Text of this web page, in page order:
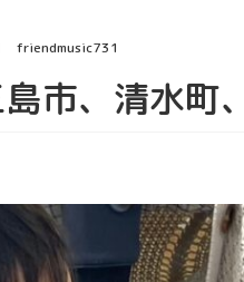
friendmusic731
市、清水町